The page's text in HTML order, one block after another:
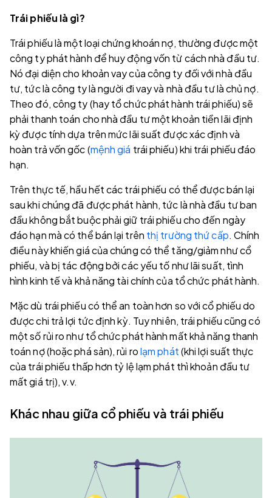
Trái phiếu là gì?
Trái phiếu là một loại chứng khoán nợ, thường được một
công ty phát hành để huy động vốn từ cách nhà đầu tư.
Nó đại diện cho khoản vay của công ty đối với nhà đầu
tư, tức là công ty là người đi vay và nhà đầu tư là chủ nợ.
Theo đó, công ty (hay tổ chức phát hành trái phiếu) sẽ
phải thanh toán cho nhà đầu tư một khoản tiền lãi định
kỳ được tính dựa trên mức lãi suất được xác định và
hoàn trả vốn gốc (mệnh giá trái phiếu) khi trái phiếu đáo
hạn.
Trên thực tế, hầu hết các trái phiếu có thể được bán lại
sau khi chúng đã được phát hành, tức là nhà đầu tư ban
đầu không bắt buộc phải giữ trái phiếu cho đến ngày
đáo hạn mà có thể bán lại trên thị trường thứ cấp. Chính
điều này khiến giá của chúng có thể tăng/giảm như cổ
phiếu, và bị tác động bởi các yếu tố như lãi suất, tình
hình kinh tế và khả năng tài chính của tổ chức phát hành.
Mặc dù trái phiếu có thể an toàn hơn so với cổ phiếu do
được chi trả lợi tức định kỳ. Tuy nhiên, trái phiếu cũng có
một số rủi ro như tổ chức phát hành mất khả năng thanh
toán nợ (hoặc phá sản), rủi rolạm phát(khi lợi suất thực
của trái phiếu thấp hơn tỷ lệ lạm phát thì khoản đầu tư
mất giá trị), v.v.
Khác nhau giữa cổ phiếu và trái phiếu